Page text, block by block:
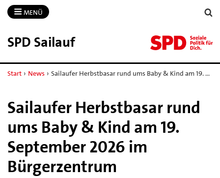
MENÜ
SPD Sailauf
Start › News › Sailaufer Herbstbasar rund ums Baby & Kind am 19. …
Sailaufer Herbstbasar rund
ums Baby & Kind am 19.
September 2026 im
Bürgerzentrum